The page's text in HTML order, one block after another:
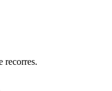
recorres.